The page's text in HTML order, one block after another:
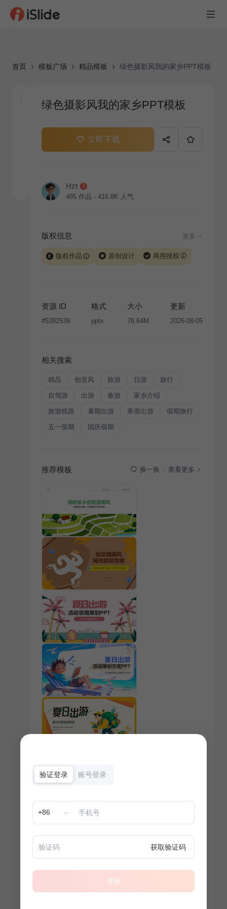
首页 模板广场 精品模板 绿色摄影风我的家乡PPT模板
绿色摄影风我的家乡PPT模板
立即下载
Hzt
485 作品 416.8K 人气
版权信息 更多
版权作品 原创设计 商用授权
版权声明
条款，禁止任何形式的转让、出售或出租，未
经投权许可任何人不得擅自转载和分发，否则将接照我
资源 ID
#5392539
格式
pptx
大小
78.64M
更新
2026-08-05
相关搜索
精品 创意风 旅游 日游 旅行
自驾游 出游 春游 家乡介绍
旅游线路 暑期出游 寒假出游 假期旅行
五一假期 国庆假期
推荐模板 换一换 查看更多
验证登录 账号登录
+86
获取验证码
登录